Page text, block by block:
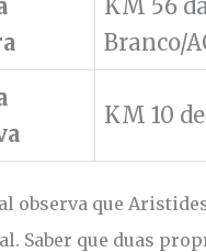
KM 56
Branco/
KM 10
observa que
Saber que duas